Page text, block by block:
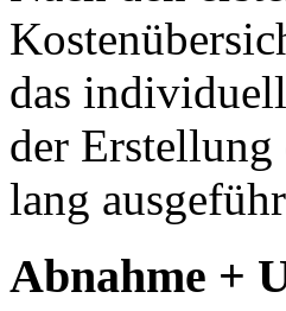
das
der
lang
Abnahme +